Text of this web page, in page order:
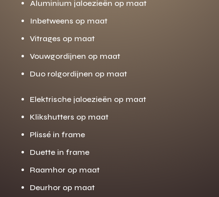
Aluminium jaloezieën op maat
Inbetweens op maat
Vitrages op maat
Vouwgordijnen op maat
Duo rolgordijnen op maat
Elektrische jaloezieën op maat
Klikshutters op maat
Plissé in frame
Duette in frame
Raamhor op maat
Deurhor op maat